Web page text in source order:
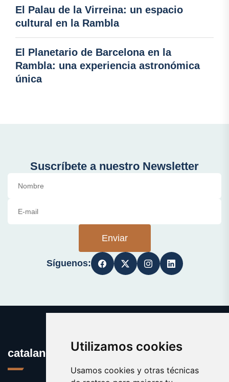
Utilizamos cookies
Usamos cookies y otras técnicas
El Palau de la Virreina: un espacio
cultural en la Rambla
El Planetario de Barcelona en la
Rambla: una experiencia astronómica
única
Suscríbete a nuestro Newsletter
Enviar
Síguenos:
catalanes.org